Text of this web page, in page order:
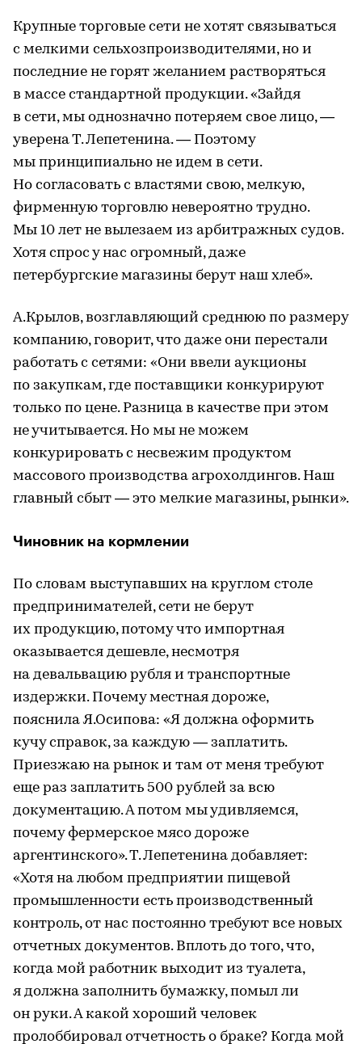
Крупные торговые сети не хотят связываться
с мелкими сельхозпроизводителями, но и
последние не горят желанием растворяться
в массе стандартной продукции. «Зайдя
в сети, мы однозначно потеряем свое лицо, —
уверена Т. Лепетенина. — Поэтому
мы принципиально не идем в сети.
Но согласовать с властями свою, мелкую,
фирменную торговлю невероятно трудно.
Мы 10 лет не вылезаем из арбитражных судов.
Хотя спрос у нас огромный, даже
петербургские магазины берут наш хлеб».
А.Крылов, возглавляющий среднюю по размеру
компанию, говорит, что даже они перестали
работать с сетями: «Они ввели аукционы
по закупкам, где поставщики конкурируют
только по цене. Разница в качестве при этом
не учитывается. Но мы не можем
конкурировать с несвежим продуктом
массового производства агрохолдингов. Наш
главный сбыт — это мелкие магазины, рынки».
Чиновник на кормлении
По словам выступавших на круглом столе
предпринимателей, сети не берут
их продукцию, потому что импортная
оказывается дешевле, несмотря
на девальвацию рубля и транспортные
издержки. Почему местная дороже,
пояснила Я.Осипова: «Я должна оформить
кучу справок, за каждую — заплатить.
Приезжаю на рынок и там от меня требуют
еще раз заплатить 500 рублей за всю
документацию. А потом мы удивляемся,
почему фермерское мясо дороже
аргентинского». Т. Лепетенина добавляет:
«Хотя на любом предприятии пищевой
промышленности есть производственный
контроль, от нас постоянно требуют все новых
отчетных документов. Вплоть до того, что,
когда мой работник выходит из туалета,
я должна заполнить бумажку, помыл ли
он руки. А какой хороший человек
пролоббировал отчетность о браке? Когда мой